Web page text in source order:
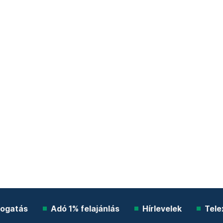
Adó 1% felajánlás Hírlevelek